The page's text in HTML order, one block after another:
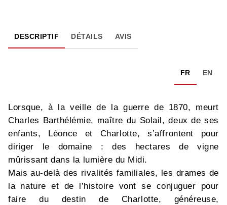
DESCRIPTIF DÉTAILS AVIS
FR EN
Lorsque, à la veille de la guerre de 1870, meurt
Charles Barthélémie, maître du Solail, deux de ses
enfants, Léonce et Charlotte, s’affrontent pour
diriger le domaine : des hectares de vigne
mûrissant dans la lumière du Midi.
Mais au-delà des rivalités familiales, les drames de
la nature et de l’histoire vont se conjuguer pour
faire du destin de Charlotte, généreuse,